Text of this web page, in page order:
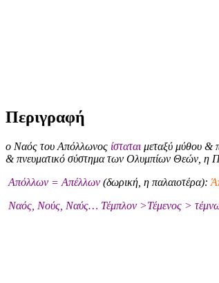
Περιγραφή
ο Ναός του Απόλλωνος ίσταται μεταξύ μύθου &
& πνευματικό σύστημα των Ολυμπίων Θεών, η
Απόλλων = Απέλλων (δωρική, η παλαιοτέρα):
Ναός, Νούς, Ναύς… Τέμπλον >Τέμενος >